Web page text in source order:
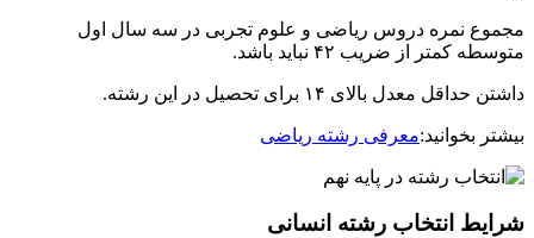
مجموع نمره دروس ریاضی و علوم تجربی در سه سال اول
متوسطه کمتر از ضریب ۴۲ نباید باشد.
داشتن حداقل معدل بالای ۱۴ برای تحصیل در این رشته.
بیشتر بخوانید:معرفی رشته ریاضی
شرایط انتخاب رشته انسانی